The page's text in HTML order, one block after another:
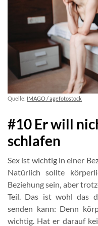
Quelle: IMAGO / agefotostock
#10 Er will
schlafen
Sex ist wichtig in einer
Natürlich sollte
Beziehung sein, aber
Teil. Das ist wohl das
senden kann: Denn
wichtig. Hat er darauf